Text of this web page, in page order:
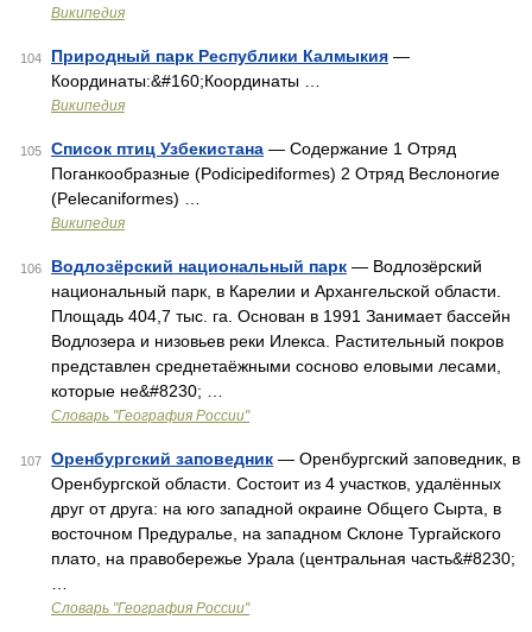
Википедия
104 Природный парк Республики Калмыкия —
Координаты:&#160;Координаты …
Википедия
105 Список птиц Узбекистана — Содержание 1 Отряд
Поганкообразные (Podicipediformes) 2 Отряд Веслоногие
(Pelecaniformes) …
Википедия
106 Водлозёрский национальный парк — Водлозёрский
национальный парк, в Карелии и Архангельской области.
Площадь 404,7 тыс. га. Основан в 1991 Занимает бассейн
Водлозера и низовьев реки Илекса. Растительный покров
представлен среднетаёжными сосново еловыми лесами,
которые не&#8230; …
Словарь "География России"
107 Оренбургский заповедник — Оренбургский заповедник, в
Оренбургской области. Состоит из 4 участков, удалённых
друг от друга: на юго западной окраине Общего Сырта, в
восточном Предуралье, на западном Склоне Тургайского
плато, на правобережье Урала (центральная часть&#8230;
Словарь "География России"